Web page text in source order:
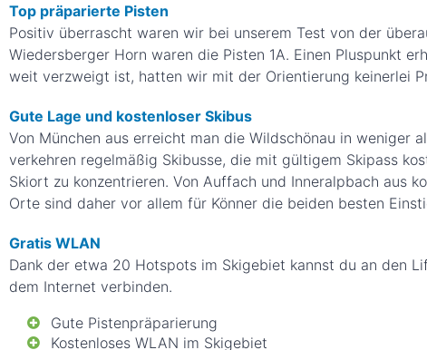
Gute Pistenpräparierung
Kostenloses WLAN im Skigebiet
Top präparierte Pisten
Positiv überrascht waren wir bei unserem Test von der
Wiedersberger Horn waren die Pisten 1A. Einen Pluspunkt
weit verzweigt ist, hatten wir mit der Orientierung keinerlei
Gute Lage und kostenloser Skibus
Von München aus erreicht man die Wildschönau in weniger
verkehren regelmäßig Skibusse, die mit gültigem Skipass
Skiort zu konzentrieren. Von Auffach und Inneralpbach aus
Orte sind daher vor allem für Könner die beiden besten
Gratis WLAN
Dank der etwa 20 Hotspots im Skigebiet kannst du an den
dem Internet verbinden.